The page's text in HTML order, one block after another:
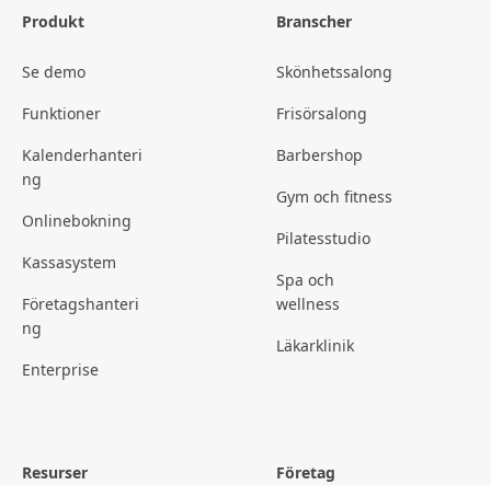
Produkt
Se demo
Funktioner
Kalenderhanteri
ng
Onlinebokning
Kassasystem
Företagshanteri
ng
Enterprise
Branscher
Skönhetssalong
Frisörsalong
Barbershop
Gym och fitness
Pilatesstudio
Spa och
wellness
Läkarklinik
Resurser Företag